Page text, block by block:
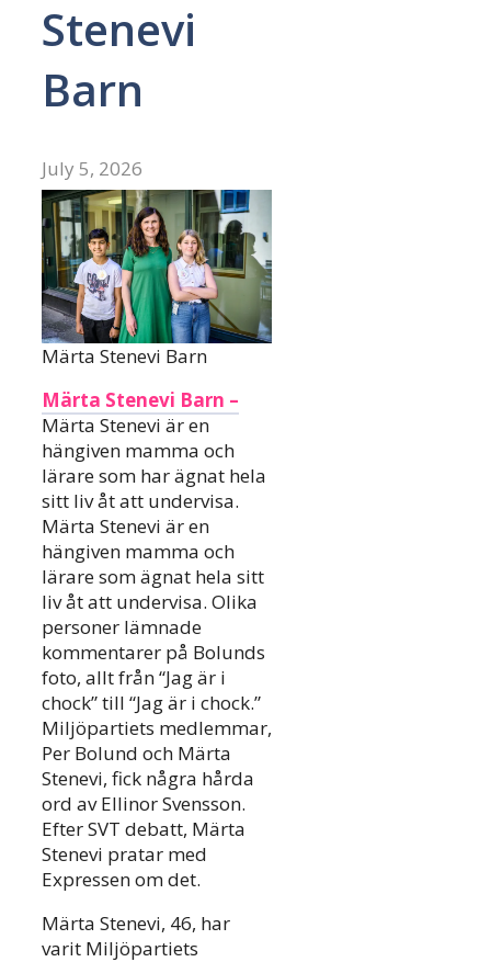
Stenevi
Barn
July 5, 2026
Märta Stenevi Barn
Märta Stenevi Barn –
Märta Stenevi är en
hängiven mamma och
lärare som har ägnat hela
sitt liv åt att undervisa.
Märta Stenevi är en
hängiven mamma och
lärare som ägnat hela sitt
liv åt att undervisa. Olika
personer lämnade
kommentarer på Bolunds
foto, allt från “Jag är i
chock” till “Jag är i chock.”
Miljöpartiets medlemmar,
Per Bolund och Märta
Stenevi, fick några hårda
ord av Ellinor Svensson.
Efter SVT debatt, Märta
Stenevi pratar med
Expressen om det.
Märta Stenevi, 46, har
varit Miljöpartiets